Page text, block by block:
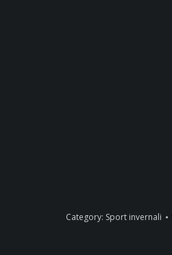
Category: Sport invernali